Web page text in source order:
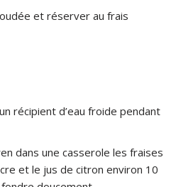
et réserver au frais
récipient d’eau froide pendant
dans une casserole les fraises
et le jus de citron environ 10